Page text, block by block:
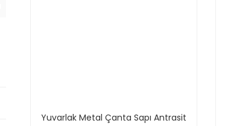
Yuvarlak Metal Çanta Sapı Antrasit